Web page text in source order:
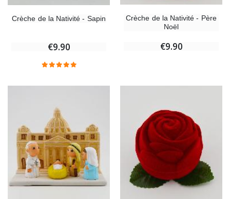
Crèche de la Nativité - Sapin
€9.90
Crèche de la Nativité - Père
Noël
€9.90